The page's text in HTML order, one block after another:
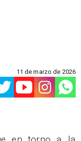
11 de marzo de 2026